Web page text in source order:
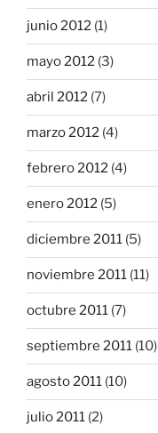
junio 2012 (1)
mayo 2012 (3)
abril 2012 (7)
marzo 2012 (4)
febrero 2012 (4)
enero 2012 (5)
diciembre 2011 (5)
noviembre 2011 (11)
octubre 2011 (7)
septiembre 2011 (10)
agosto 2011 (10)
julio 2011 (2)